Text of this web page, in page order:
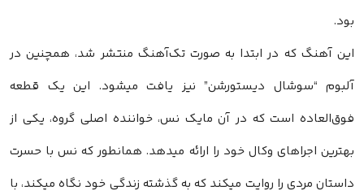
بود.
این آهنگ که در ابتدا به صورت تک‌آهنگ منتشر شد، همچنین در
آلبوم “سوشال دیستورشن” نیز یافت میشود. این یک قطعه
فوق‌العاده است که در آن مایک نس، خواننده اصلی گروه، یکی از
بهترین اجراهای وکال خود را ارائه میدهد. همانطور که نس با حسرت
داستان مردی را روایت میکند که به گذشته زندگی خود نگاه میکند، با